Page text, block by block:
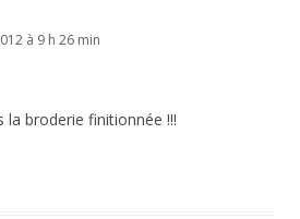
à 9 h 26 min
la broderie finitionnée !!!